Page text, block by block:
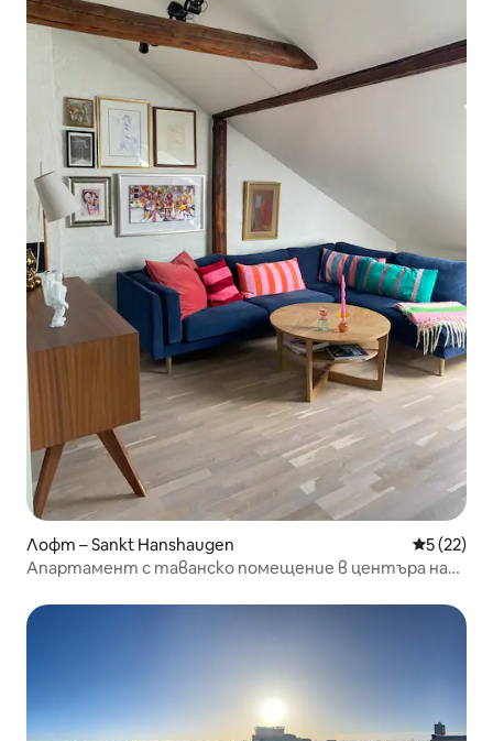
Лофт – Sankt Hanshaugen Средна
5 (22)
Апартамент с таванско помещение в центъра на